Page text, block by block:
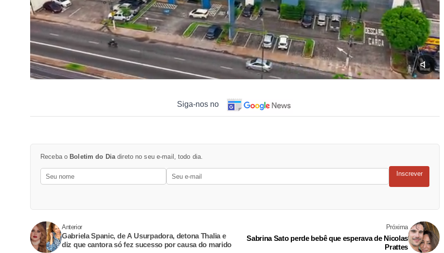
Siga-nos no
Receba o Boletim do Diadireto no seu e-mail, todo dia.
Inscrever
Anterior
Gabriela Spanic, de A Usurpadora, detona Thalia e
diz que cantora só fez sucesso por causa do marido
Próxima
Sabrina Sato perde bebê que esperava de Nicolas
Prattes